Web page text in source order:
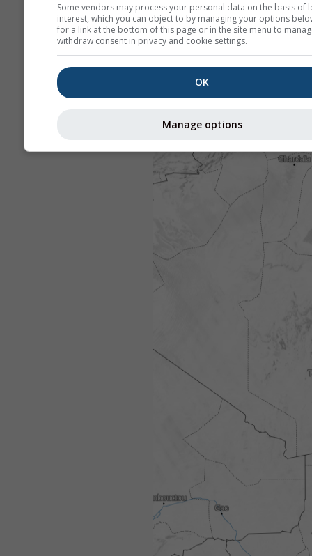
Some vendors may process your personal data on the basis of
interest, which you can object to by managing your options
for a link at the bottom of this page or in the site menu to
withdraw consent in privacy and cookie settings.
OK
Manage options